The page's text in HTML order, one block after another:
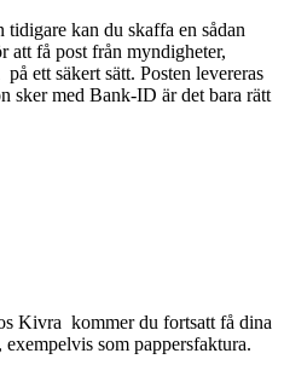
kan du skaffa en sådan
få post från myndigheter,
ett säkert sätt. Posten levereras
sker med Bank-ID är det bara rätt
Kivra kommer du fortsatt få dina
som pappersfaktura.